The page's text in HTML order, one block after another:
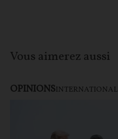
Vous aimerez aussi
OPINIONSINTERNATIONAL